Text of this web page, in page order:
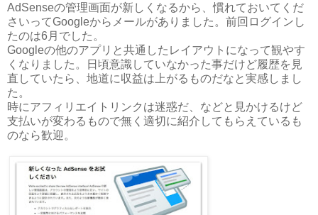
AdSenseの管理画面が新しくなるから、慣れておいてくだ
さいってGoogleからメールがありました。前回ログインし
たのは6月でした。
Googleの他のアプリと共通したレイアウトになって観やす
くなりました。日頃意識していなかった事だけど履歴を見
直していたら、地道に収益は上がるものだなと実感しまし
た。
時にアフィリエイトリンクは迷惑だ、などと見かけるけど
支払いが変わるもので無く適切に紹介してもらえているも
のなら歓迎。